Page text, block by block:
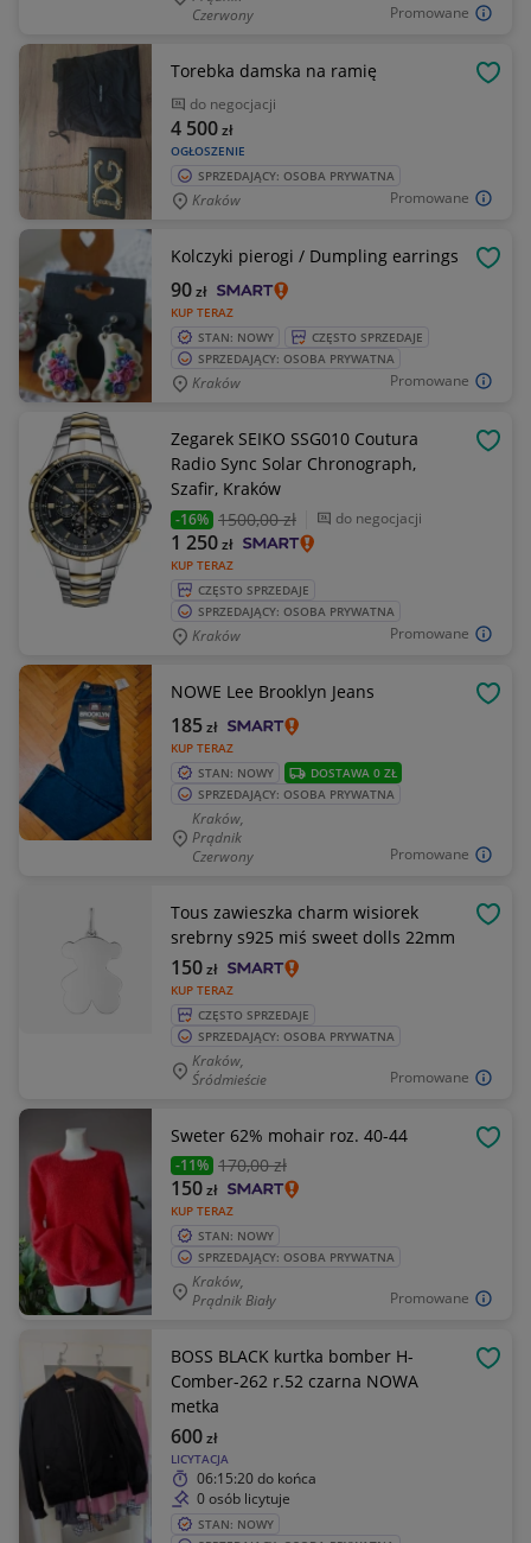
Promowane
Czerwony
Promowane
Torebka damska na ramię
do negocjacji
OGŁOSZENIE
4 500zł
SPRZEDAJĄCY: OSOBA PRYWATNA
Kraków
Promowane
Kolczyki pierogi / Dumpling earrings
KUP TERAZ
90zł
STAN: NOWY
CZĘSTO SPRZEDAJE
SPRZEDAJĄCY: OSOBA PRYWATNA
Kraków
Promowane
Zegarek SEIKO SSG010 Coutura
Radio Sync Solar Chronograph,
Szafir, Kraków
-16% 1500,00 zł do negocjacji
KUP TERAZ
1 250zł
CZĘSTO SPRZEDAJE
SPRZEDAJĄCY: OSOBA PRYWATNA
Kraków
Promowane
NOWE Lee Brooklyn Jeans
KUP TERAZ
185zł
STAN: NOWY
DOSTAWA 0 ZŁ
SPRZEDAJĄCY: OSOBA PRYWATNA
Kraków,
Prądnik
Czerwony
Promowane
Tous zawieszka charm wisiorek
srebrny s925 miś sweet dolls 22mm
KUP TERAZ
150zł
CZĘSTO SPRZEDAJE
SPRZEDAJĄCY: OSOBA PRYWATNA
Kraków,
Śródmieście
Promowane
Sweter 62% mohair roz. 40-44
-11% 170,00 zł
KUP TERAZ
150zł
STAN: NOWY
SPRZEDAJĄCY: OSOBA PRYWATNA
Kraków,
Prądnik Biały
BOSS BLACK kurtka bomber H-
Comber-262 r.52 czarna NOWA
metka
LICYTACJA
600zł
06:15:20do końca
0 osób licytuje
STAN: NOWY